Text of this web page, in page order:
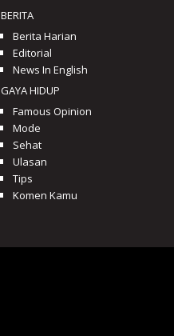
BERITA
Berita Harian
Editorial
News In English
GAYA HIDUP
Famous Opinion
Mode
Sehat
Ulasan
Tips
Komen Kamu